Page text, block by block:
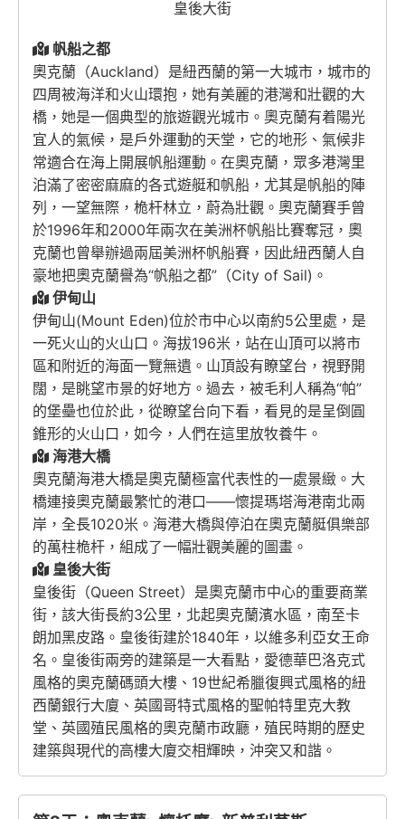
皇後大街
帆船之都
奧克蘭（Auckland）是紐西蘭的第一大城市，城市的
四周被海洋和火山環抱，她有美麗的港灣和壯觀的大
橋，她是一個典型的旅遊觀光城市。奧克蘭有着陽光
宜人的氣候，是戶外運動的天堂，它的地形、氣候非
常適合在海上開展帆船運動。在奧克蘭，眾多港灣里
泊滿了密密麻麻的各式遊艇和帆船，尤其是帆船的陣
列，一望無際，桅杆林立，蔚為壯觀。奧克蘭賽手曾
於1996年和2000年兩次在美洲杯帆船比賽奪冠，奧
克蘭也曾舉辦過兩屆美洲杯帆船賽，因此紐西蘭人自
豪地把奧克蘭譽為“帆船之都”（City of Sail)。
伊甸山
伊甸山(Mount Eden)位於市中心以南約5公里處，是
一死火山的火山口。海拔196米，站在山頂可以將市
區和附近的海面一覽無遺。山頂設有瞭望台，視野開
闊，是眺望市景的好地方。過去，被毛利人稱為“帕”
的堡壘也位於此，從瞭望台向下看，看見的是呈倒圓
錐形的火山口，如今，人們在這里放牧養牛。
海港大橋
奧克蘭海港大橋是奧克蘭極富代表性的一處景緻。大
橋連接奧克蘭最繁忙的港口——懷提瑪塔海港南北兩
岸，全長1020米。海港大橋與停泊在奧克蘭艇俱樂部
的萬柱桅杆，組成了一幅壯觀美麗的圖畫。
皇後大街
皇後街（Queen Street）是奧克蘭市中心的重要商業
街，該大街長約3公里，北起奧克蘭濱水區，南至卡
朗加黑皮路。皇後街建於1840年，以維多利亞女王命
名。皇後街兩旁的建築是一大看點，愛德華巴洛克式
風格的奧克蘭碼頭大樓、19世紀希臘復興式風格的紐
西蘭銀行大廈、英國哥特式風格的聖帕特里克大教
堂、英國殖民風格的奧克蘭市政廳，殖民時期的歷史
建築與現代的高樓大廈交相輝映，沖突又和諧。